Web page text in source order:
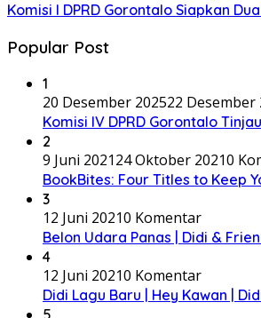
Komisi I DPRD Gorontalo Siapkan
Popular Post
1
20 Desember 202522 Desember
Komisi IV DPRD Gorontalo
2
9 Juni 202124 Oktober 20210
BookBites: Four Titles to Keep
3
12 Juni 20210 Komentar
Belon Udara Panas | Didi &
4
12 Juni 20210 Komentar
Didi Lagu Baru | Hey Kawan |